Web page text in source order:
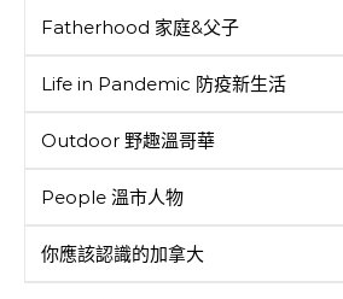
Fatherhood 家庭&父子
Life in Pandemic 防疫新生活
Outdoor 野趣溫哥華
People 溫市人物
你應該認識的加拿大